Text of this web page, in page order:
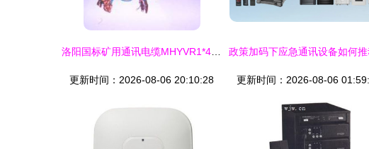
更新时间：2026-08-06 20:10:28 更新时间：2026-08-06